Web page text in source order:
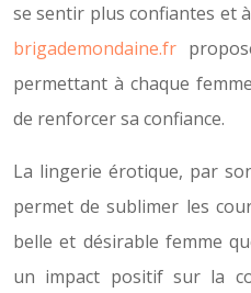
se sentir plus confiantes et
brigademondaine.fr
permettant à chaque
de renforcer sa confiance.
La lingerie érotique, par
permet de sublimer les
belle et désirable femme
un impact positif sur la